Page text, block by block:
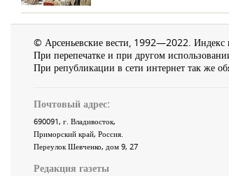
© Арсеньевские вести, 1992—2022.
При перепечатке и при другом
При републикации в сети интернет так же
Почтовый адрес:
690091, г. Владивосток,
Приморский край, Россия.
Переулок Шевченко, дом 9, 27
Редакция газеты